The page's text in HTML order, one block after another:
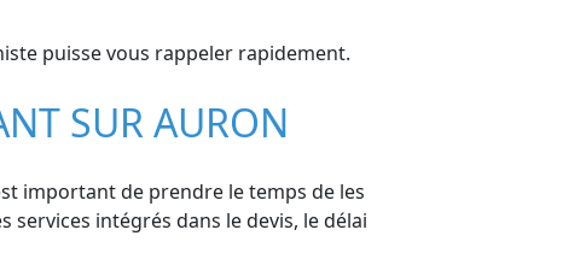
puisse vous rappeler rapidement.
SUR AURON
important de prendre le temps de les
intégrés dans le devis, le délai